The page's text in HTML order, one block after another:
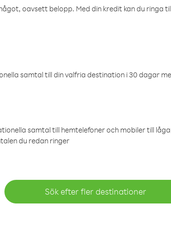
oavsett belopp. Med din kredit kan du ringa
samtal till din valfria destination i 30 dagar
samtal till hemtelefoner och mobiler till
du redan ringer
Sök efter fler destinationer